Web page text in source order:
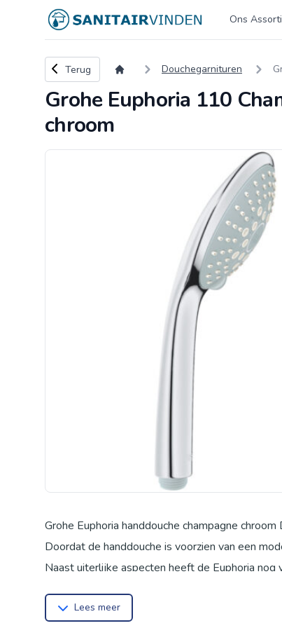
Logo sanitairvinden.nl Ons
Terug naar overzicht
Terug Douchegarnituren
Grohe Euphoria 110
chroom
Grohe Euphoria handdouche champagne
Doordat de handdouche is voorzien van een
Naast uiterlijke aspecten heeft de Euphoria
over alle sproeigaatjes. Daarnaast is de
Lees meer